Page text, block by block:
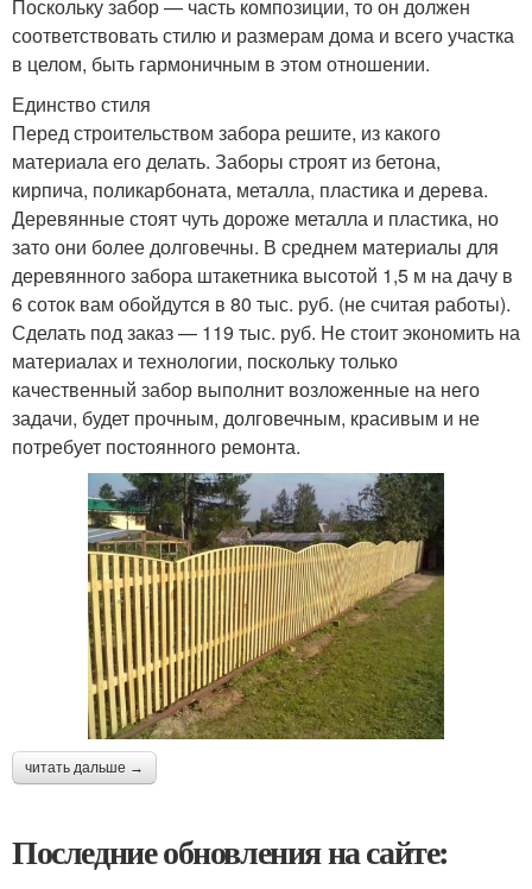
Поскольку забор — часть композиции, то он должен
соответствовать стилю и размерам дома и всего участка
в целом, быть гармоничным в этом отношении.
Единство стиля
Перед строительством забора решите, из какого
материала его делать. Заборы строят из бетона,
кирпича, поликарбоната, металла, пластика и дерева.
Деревянные стоят чуть дороже металла и пластика, но
зато они более долговечны. В среднем материалы для
деревянного забора штакетника высотой 1,5 м на дачу в
6 соток вам обойдутся в 80 тыс. руб. (не считая работы).
Сделать под заказ — 119 тыс. руб. Не стоит экономить на
материалах и технологии, поскольку только
качественный забор выполнит возложенные на него
задачи, будет прочным, долговечным, красивым и не
потребует постоянного ремонта.
читать дальше →
Последние обновления на сайте: